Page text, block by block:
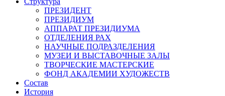
ПРЕЗИДЕНТ
ПРЕЗИДИУМ
АППАРАТ ПРЕЗИДИУМА
ОТДЕЛЕНИЯ РАХ
НАУЧНЫЕ ПОДРАЗДЕЛЕНИЯ
МУЗЕИ И ВЫСТАВОЧНЫЕ ЗАЛЫ
ТВОРЧЕСКИЕ МАСТЕРСКИЕ
ФОНД АКАДЕМИИ ХУДОЖЕСТВ
Состав
История